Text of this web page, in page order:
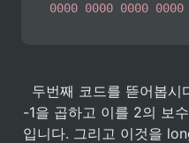
0000 0000 0000 0000
-1을 곱하고 이를 2의 보
입니다. 그리고 이것을